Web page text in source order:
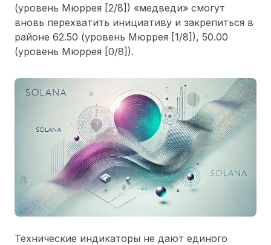
(уровень Мюррея [2/8] ) «медведи» смогут
вновь перехватить инициативу и закрепиться в
районе 62.50 (уровень Мюррея [1/8] ), 50.00
(уровень Мюррея [0/8] ).
Технические индикаторы не дают единого